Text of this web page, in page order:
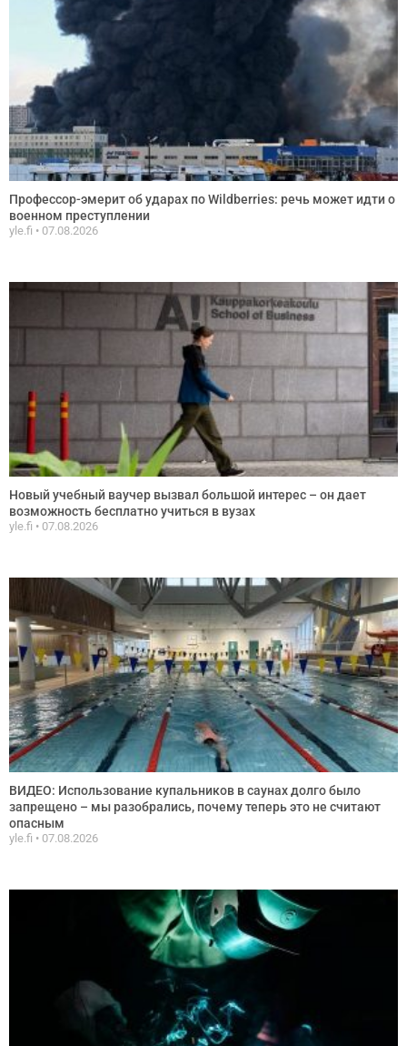
Профессор-эмерит об ударах по Wildberries: речь может идти о
военном преступлении
yle.fi 07.08.2026
Новый учебный ваучер вызвал большой интерес – он дает
возможность бесплатно учиться в вузах
yle.fi 07.08.2026
ВИДЕО: Использование купальников в саунах долго было
запрещено – мы разобрались, почему теперь это не считают
опасным
yle.fi 07.08.2026